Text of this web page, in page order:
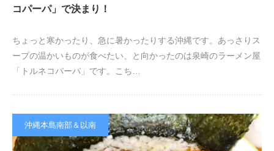
コパーパ」で決まり！
ちょっと寒かったり、急に暑かったりする沖縄です。あっさりス
ープの温かいものが食べたい、と向かったのは泉崎のラーメン屋
「トルネコパーパ」です。こち…
沖縄本島南部＆以南